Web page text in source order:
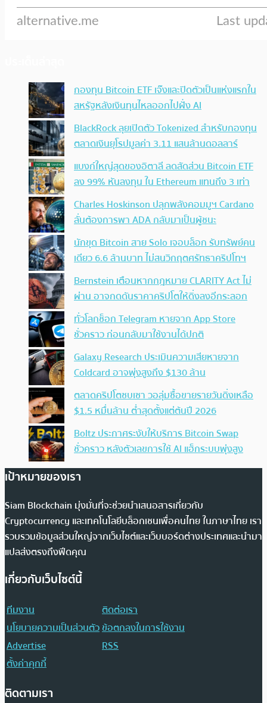
กองทุน Bitcoin ETF เจ๊งและปิดตัวเป็นแห่งแรกใน
สหรัฐหลังเงินทุนไหลออกไปฝั่ง AI
BlackRock ลุยเปิดตัว Tokenized สำหรับกองทุน
ตลาดเงินยุโรปมูลค่า 3.11 แสนล้านดอลลาร์
แบงก์ใหญ่สุดของอิตาลี ลดสัดส่วน Bitcoin ETF
ลง 99% หันลงทุน ใน Ethereum แทนถึง 3 เท่า
Charles Hoskinson ปลุกพลังคอมมูฯ Cardano
ลั่นต้องการพา ADA กลับมาเป็นผู้ชนะ
นักขุด Bitcoin สาย Solo เจอบล็อก รับทรัพย์คน
เดียว 6.6 ล้านบาท ไม่สนวิกฤตศรัทธาคริปโทฯ
Bernstein เตือนหากกฎหมาย CLARITY Act ไม่
ผ่าน อาจกดดันราคาคริปโตให้ดิ่งลงอีกระลอก
ทั่วโลกช็อก Telegram หายจาก App Store
ชั่วคราว ก่อนกลับมาใช้งานได้ปกติ
Galaxy Research ประเมินความเสียหายจาก
Coldcard อาจพุ่งสูงถึง $130 ล้าน
ตลาดคริปโตซบเซา วอลุ่มซื้อขายรายวันดิ่งเหลือ
$1.5 หมื่นล้าน ต่ำสุดตั้งแต่ต้นปี 2026
Boltz ประกาศระงับให้บริการ Bitcoin Swap
ชั่วคราว หลังตัวเลขการใช้ AI แฮ็กระบบพุ่งสูง
เป้าหมายของเรา
Siam Blockchain มุ่งมั่นที่จะช่วยนำเสนอสารเกี่ยวกับ
Cryptocurrency และเทคโนโลยีบล็อกเชนเพื่อคนไทย ในภาษาไทย เรา
รวบรวมข้อมูลส่วนใหญ่จากเว็บไซต์และเว็บบอร์ดต่างประเทศและนำมา
แปลส่งตรงถึงฟีดคุณ
เกี่ยวกับเว็บไซต์นี้
ทีมงาน
ติดต่อเรา
นโยบายความเป็นส่วนตัวข้อตกลงในการใช้งาน
Advertise
RSS
ตั้งค่าคุกกี้
ติดตามเรา